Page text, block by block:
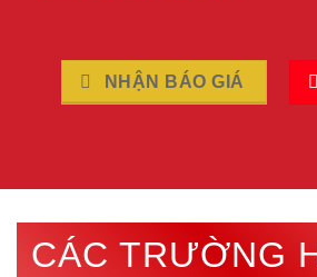
NHẬN BÁO GIÁ
CÁC TRƯỜNG